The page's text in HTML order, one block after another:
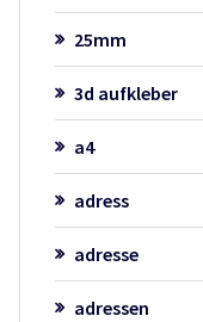
25mm
3d aufkleber
a4
adress
adresse
adressen